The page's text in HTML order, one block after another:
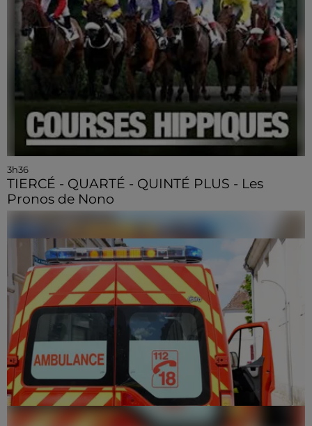
3h36
TIERCÉ - QUARTÉ - QUINTÉ PLUS - Les
Pronos de Nono